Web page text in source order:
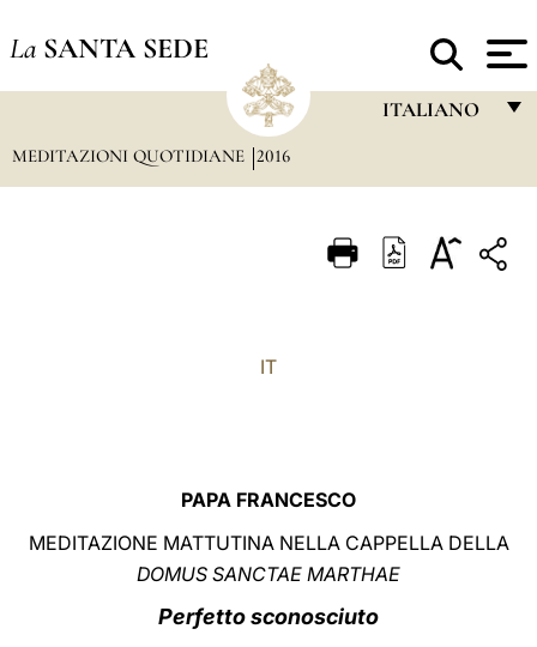
La SANTA SEDE
ITALIANO
ITALIANO
中文
LATINE
MEDITAZIONI QUOTIDIANE 2016
IT
PAPA FRANCESCO
MEDITAZIONE MATTUTINA NELLA CAPPELLA DELLA
DOMUS SANCTAE MARTHAE
Perfetto sconosciuto